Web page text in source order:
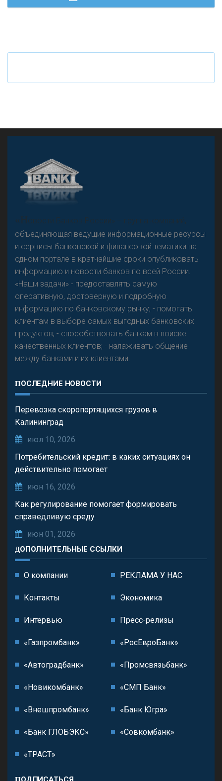
Что будет с наличными деньгами при цифровом
«Н
овости Банков России» – группа компаний,
объединяющая ведущие информационные ресурсы
и сервисы банковской и финансовой тематики на
одном портале в кратчайшие сроки опубликовать
информацию и новости банков по всей России.
«Наши задачи» - предоставлять самую
оперативную, достоверную и подробную
информацию по банковскому рынку; - помогать
клиентам в выборе самых выгодных банковских
продуктов; - способствовать банкам в поиске
качественных клиентов; - налаживать общение
между банками и их клиентами.
ПОСЛЕДНИЕ НОВОСТИ
Перевозка скоропортящихся грузов в
Калининград
июл 10, 2026
Потребительский кредит: в каких ситуациях он
действительно помогает
июн 16, 2026
Как регулирование помогает формировать
справедливую среду
июн 01, 2026
ДОПОЛНИТЕЛЬНЫЕ ССЫЛКИ
О компании РЕКЛАМА У НАС
Контакты Экономика
Интервью Пресс-релизы
«Газпромбанк» «РосЕвроБанк»
«Автоградбанк» «Промсвязьбанк»
«Новикомбанк» «СМП Банк»
«Внешпромбанк» «Банк Югра»
«Банк ГЛОБЭКС» «Совкомбанк»
«ТРАСТ»